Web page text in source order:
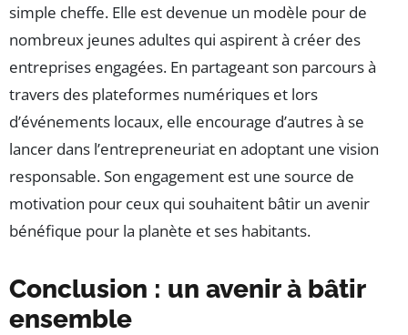
simple cheffe. Elle est devenue un modèle pour de
nombreux jeunes adultes qui aspirent à créer des
entreprises engagées. En partageant son parcours à
travers des plateformes numériques et lors
d’événements locaux, elle encourage d’autres à se
lancer dans l’entrepreneuriat en adoptant une vision
responsable. Son engagement est une source de
motivation pour ceux qui souhaitent bâtir un avenir
bénéfique pour la planète et ses habitants.
Conclusion : un avenir à bâtir
ensemble